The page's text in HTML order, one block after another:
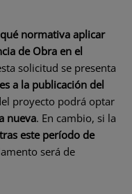
normativa aplicar
de Obra en el
solicitud se presenta
a la publicación del
proyecto podrá optar
nueva. En cambio, si la
tras este período de
será de